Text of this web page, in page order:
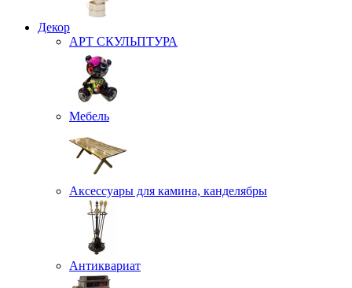
Декор
АРТ СКУЛЬПТУРА
Мебель
Аксессуары для камина, канделябры
Антиквариат